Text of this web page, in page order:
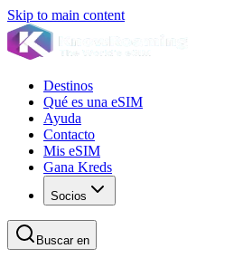
Skip to main content
Destinos
Qué es una eSIM
Ayuda
Contacto
Mis eSIM
Gana Kreds
Socios
Buscar en